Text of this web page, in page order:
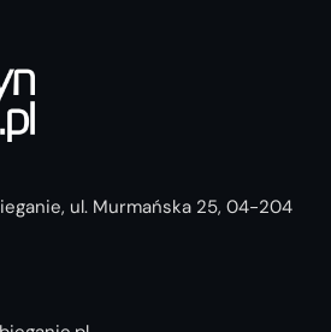
ul. Murmańska 25, 04-204